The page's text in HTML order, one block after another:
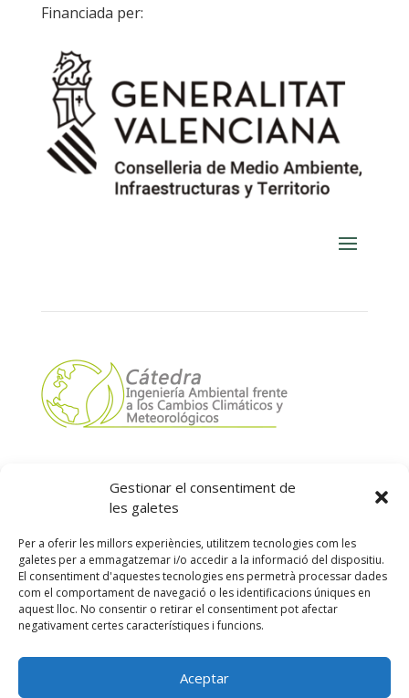
Gestionar el consentiment de
les galetes
Per a oferir les millors experiències, utilitzem tecnologies com les
galetes per a emmagatzemar i/o accedir a la informació del dispositiu.
El consentiment d'aquestes tecnologies ens permetrà processar dades
com el comportament de navegació o les identificacions úniques en
aquest lloc. No consentir o retirar el consentiment pot afectar
negativament certes característiques i funcions.
Aceptar
Financiada per:
Segueix-nos: